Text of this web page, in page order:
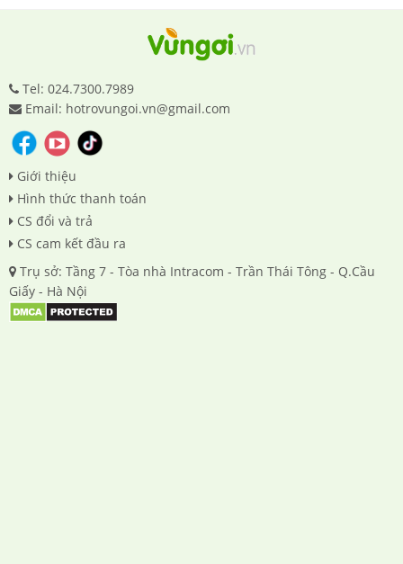
Tel: 024.7300.7989
Email: hotrovungoi.vn@gmail.com
Giới thiệu
Hình thức thanh toán
CS đổi và trả
CS cam kết đầu ra
Trụ sở: Tầng 7 - Tòa nhà Intracom - Trần Thái Tông - Q.Cầu
Giấy - Hà Nội